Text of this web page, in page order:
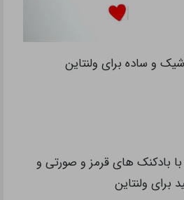
و ساده برای ولنتاین
با بادکنک های قرمز و صورتی و
برای ولنتاین